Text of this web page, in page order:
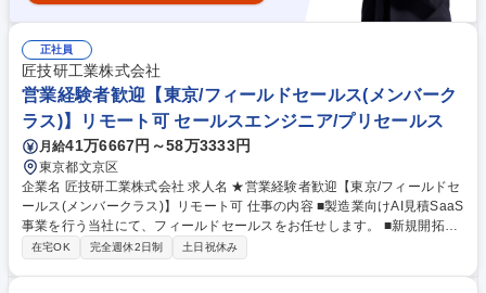
正社員
匠技研工業株式会社
営業経験者歓迎【東京/フィールドセールス(メンバーク
ラス)】リモート可 セールスエンジニア/プリセールス
月給41万6667円～58万3333円
東京都文京区
企業名 匠技研工業株式会社 求人名 ★営業経験者歓迎【東京/フィールドセ
ールス(メンバークラス)】リモート可 仕事の内容 ■製造業向けAI見積SaaS
事業を行う当社にて、フィールドセールスをお任せします。 ■新規開拓～
要件把握/ROI試算/デモ/提案設計を主導。 ■導入計画策定～定着支援まで
在宅OK 完全週休2日制 土日祝休み